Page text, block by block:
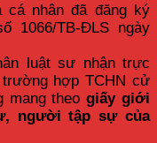
nhân đã đăng ký
1066/TB-ĐLS ngày
luật sư nhận trực
hợp TCHN cử
mang theogiấy giới
người tập sự của